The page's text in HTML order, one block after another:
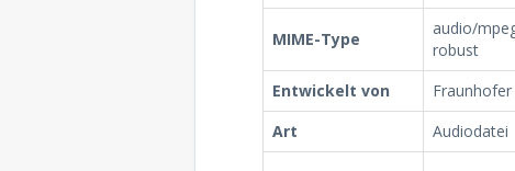
MIME-Type
audio/
robust
Entwickelt von
Art
Audiodatei